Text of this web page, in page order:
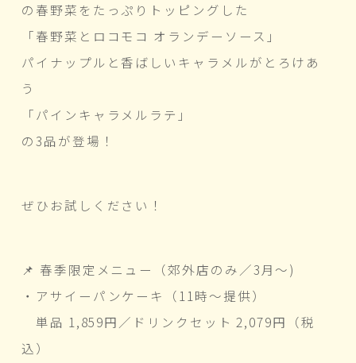
の春野菜をたっぷりトッピングした
「春野菜とロコモコ オランデーソース」
パイナップルと香ばしいキャラメルがとろけあ
う
「パインキャラメルラテ」
の3品が登場！
ぜひお試しください！
📌 春季限定メニュー（郊外店のみ／3月〜)
・アサイーパンケーキ（11時〜提供）
単品 1,859円／ドリンクセット 2,079円（税
込）